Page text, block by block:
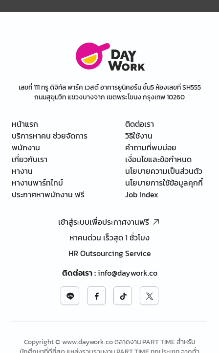
เลขที่ 111 ทรู ดิจิทัล พาร์ค เวสต์ อาคารยูนิคอร์น ชั้น5 ห้องเลขที่ SH555
ถนนสุขุมวิท แขวงบางจาก เขตพระโขนง กรุงเทพ 10260
หน้าแรก
บริการหาคน ช่วยจัดการ
พนักงาน
เกี่ยวกับเรา
หางาน
หางานพาร์ทไทม์
ประกาศหาพนักงาน ฟรี
ติดต่อเรา
วิธีใช้งาน
คำถามที่พบบ่อย
เงื่อนไขและข้อกำหนด
นโยบายความเป็นส่วนตัว
นโยบายการใช้ข้อมูลคุกกี้
Job Index
เข้าสู่ระบบเพื่อประกาศงานฟรี
หาคนด่วน เร็วสุด 1 ชั่วโมง
HR Outsourcing Service
ติดต่อเรา:info@daywork.co
Copyright © www.daywork.co ตลาดงาน PART TIME สำหรับ